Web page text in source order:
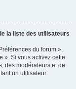
la liste des utilisateurs
du forum »,
». Si vous activez cette
des modérateurs et de
un utilisateur